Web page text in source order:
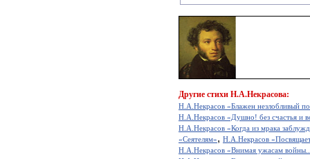
Другие стихи Н.А.Некрасова:
Н.А.Некрасов «Блажен незлобливый
Н.А.Некрасов «Душно! без счастья и
Н.А.Некрасов «Когда из мрака
«Сеятелям», Н.А.Некрасов
Н.А.Некрасов «Внимая ужасам